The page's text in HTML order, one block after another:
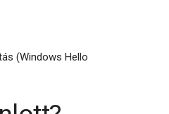
(Windows Hello